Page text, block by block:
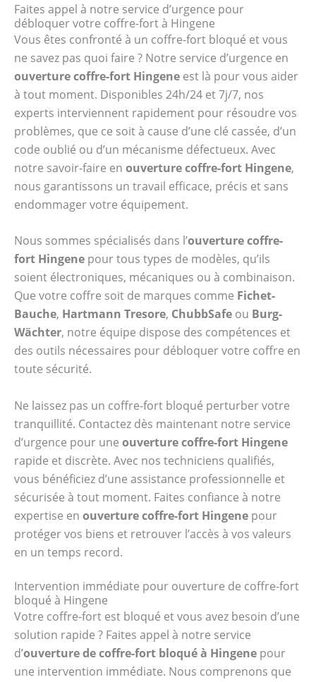
Faites appel à notre service d’urgence pour
débloquer votre coffre-fort à Hingene
Vous êtes confronté à un coffre-fort bloqué et vous
ne savez pas quoi faire ? Notre service d’urgence en
ouverture coffre-fort Hingene est là pour vous aider
à tout moment. Disponibles 24h/24 et 7j/7, nos
experts interviennent rapidement pour résoudre vos
problèmes, que ce soit à cause d’une clé cassée, d’un
code oublié ou d’un mécanisme défectueux. Avec
notre savoir-faire en ouverture coffre-fort Hingene,
nous garantissons un travail efficace, précis et sans
endommager votre équipement.
Nous sommes spécialisés dans l’ouverture coffre-
fort Hingene pour tous types de modèles, qu’ils
soient électroniques, mécaniques ou à combinaison.
Que votre coffre soit de marques comme Fichet-
Bauche, Hartmann Tresore, ChubbSafe ou Burg-
Wächter, notre équipe dispose des compétences et
des outils nécessaires pour débloquer votre coffre en
toute sécurité.
Ne laissez pas un coffre-fort bloqué perturber votre
tranquillité. Contactez dès maintenant notre service
d’urgence pour une ouverture coffre-fort Hingene
rapide et discrète. Avec nos techniciens qualifiés,
vous bénéficiez d’une assistance professionnelle et
sécurisée à tout moment. Faites confiance à notre
expertise en ouverture coffre-fort Hingene pour
protéger vos biens et retrouver l’accès à vos valeurs
en un temps record.
Intervention immédiate pour ouverture de coffre-fort
bloqué à Hingene
Votre coffre-fort est bloqué et vous avez besoin d’une
solution rapide ? Faites appel à notre service
d’ouverture de coffre-fort bloqué à Hingene pour
une intervention immédiate. Nous comprenons que